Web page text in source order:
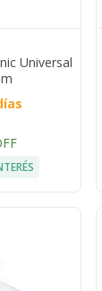
Universal